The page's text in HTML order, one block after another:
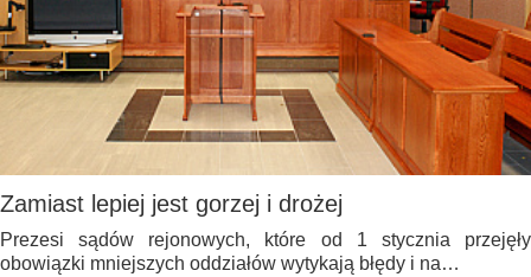
Zamiast lepiej jest gorzej i drożej
Prezesi sądów rejonowych, które od 1 stycznia przejęły
obowiązki mniejszych oddziałów wytykają błędy i na…